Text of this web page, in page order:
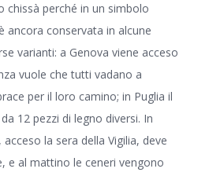
chissà perché in un simbolo
ancora conservata in alcune
varianti: a Genova viene acceso
vuole che tutti vadano a
per il loro camino; in Puglia il
12 pezzi di legno diversi. In
la sera della Vigilia, deve
e al mattino le ceneri vengono